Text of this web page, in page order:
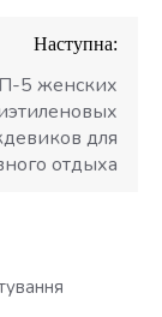
Наступна:
5 женских
для
отдыха